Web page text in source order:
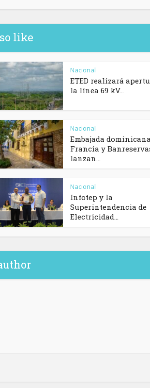
like
Nacional
ETED realizará
la línea 69 kV...
Nacional
Embajada
Francia y
lanzan...
Nacional
Infotep y la
Superintendencia de
Electricidad...